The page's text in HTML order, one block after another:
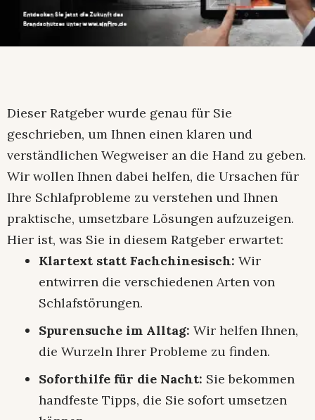
Dieser Ratgeber wurde genau für Sie
geschrieben, um Ihnen einen klaren und
verständlichen Wegweiser an die Hand zu geben.
Wir wollen Ihnen dabei helfen, die Ursachen für
Ihre Schlafprobleme zu verstehen und Ihnen
praktische, umsetzbare Lösungen aufzuzeigen.
Hier ist, was Sie in diesem Ratgeber erwartet:
Klartext statt Fachchinesisch: Wir
entwirren die verschiedenen Arten von
Schlafstörungen.
Spurensuche im Alltag: Wir helfen Ihnen,
die Wurzeln Ihrer Probleme zu finden.
Soforthilfe für die Nacht: Sie bekommen
handfeste Tipps, die Sie sofort umsetzen